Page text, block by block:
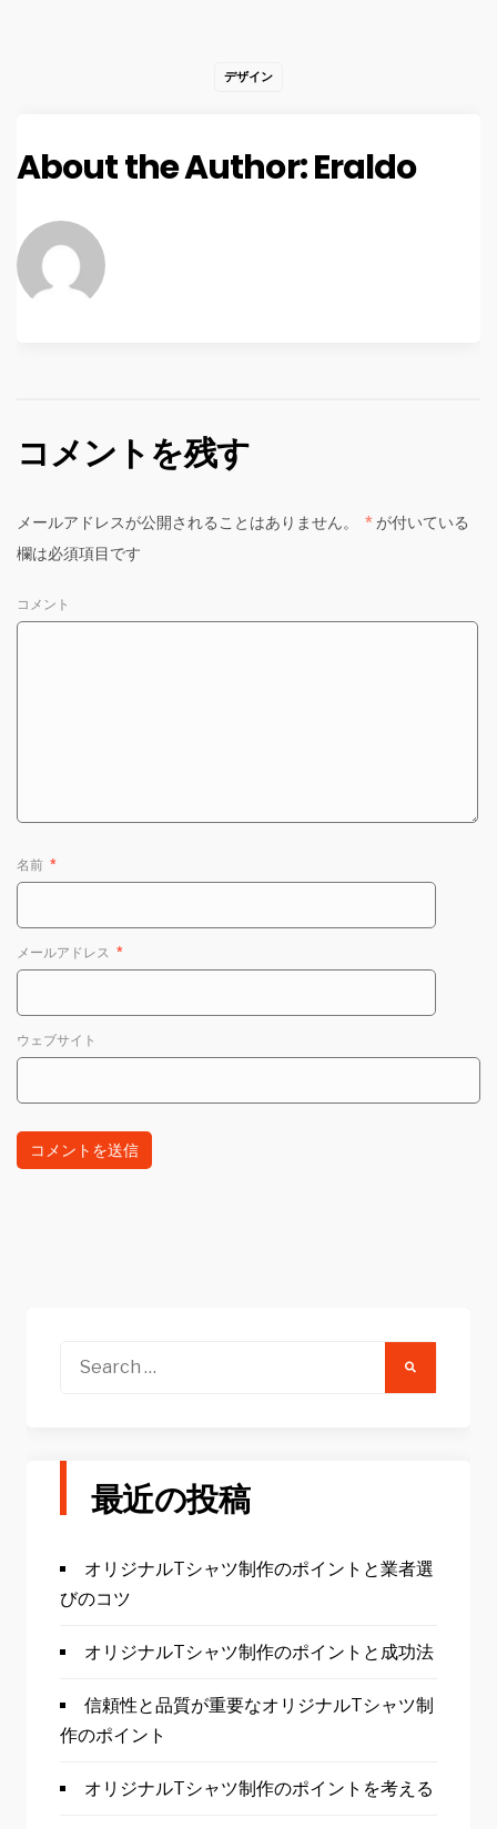
デザイン
About the Author:Eraldo
コメントを残す
メールアドレスが公開されることはありません。 * が付いている
欄は必須項目です
コメント
名前 *
メールアドレス *
ウェブサイト
Search
最近の投稿
オリジナルTシャツ制作のポイントと業者選
びのコツ
オリジナルTシャツ制作のポイントと成功法
信頼性と品質が重要なオリジナルTシャツ制
作のポイント
オリジナルTシャツ制作のポイントを考える